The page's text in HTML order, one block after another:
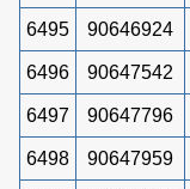
6495 90646924
6496 90647542
6497 90647796
6498 90647959